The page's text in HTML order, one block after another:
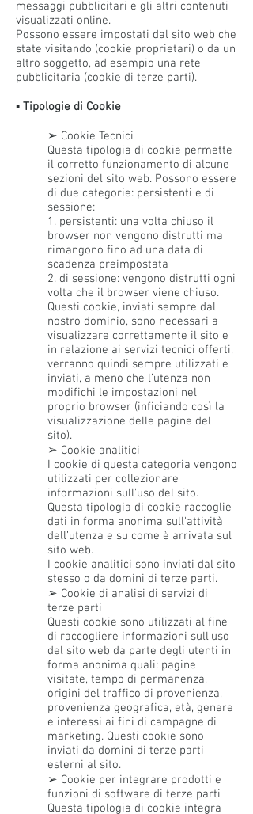
messaggi pubblicitari e gli altri contenuti
visualizzati online.
Possono essere impostati dal sito web che
state visitando (cookie proprietari) o da un
altro soggetto, ad esempio una rete
pubblicitaria (cookie di terze parti).
▪ Tipologie di Cookie
➢ Cookie Tecnici
Questa tipologia di cookie permette
il corretto funzionamento di alcune
sezioni del sito web. Possono essere
di due categorie: persistenti e di
sessione:
1. persistenti: una volta chiuso il
browser non vengono distrutti ma
rimangono fino ad una data di
scadenza preimpostata
2. di sessione: vengono distrutti ogni
volta che il browser viene chiuso.
Questi cookie, inviati sempre dal
nostro dominio, sono necessari a
visualizzare correttamente il sito e
in relazione ai servizi tecnici offerti,
verranno quindi sempre utilizzati e
inviati, a meno che l’utenza non
modifichi le impostazioni nel
proprio browser (inficiando così la
visualizzazione delle pagine del
sito).
➢ Cookie analitici
I cookie di questa categoria vengono
utilizzati per collezionare
informazioni sull'uso del sito.
Questa tipologia di cookie raccoglie
dati in forma anonima sull'attività
dell’utenza e su come è arrivata sul
sito web.
I cookie analitici sono inviati dal sito
stesso o da domini di terze parti.
➢ Cookie di analisi di servizi di
terze parti
Questi cookie sono utilizzati al fine
di raccogliere informazioni sull'uso
del sito web da parte degli utenti in
forma anonima quali: pagine
visitate, tempo di permanenza,
origini del traffico di provenienza,
provenienza geografica, età, genere
e interessi ai fini di campagne di
marketing. Questi cookie sono
inviati da domini di terze parti
esterni al sito.
➢ Cookie per integrare prodotti e
funzioni di software di terze parti
Questa tipologia di cookie integra